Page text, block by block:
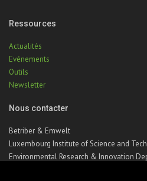
Ressources
Actualités
Evénements
Outils
Newsletter
Nous contacter
Betriber & Emwelt
Luxembourg Institute of Science and
Environmental Research & Innovation